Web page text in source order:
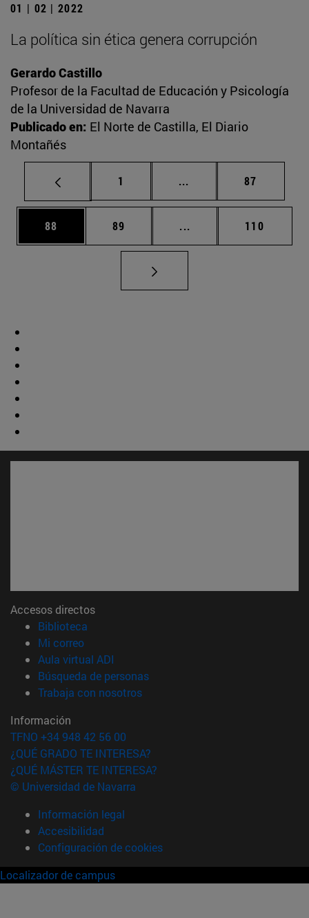
01 | 02 | 2022
La política sin ética genera corrupción
Gerardo Castillo
Profesor de la Facultad de Educación y Psicología
de la Universidad de Navarra
Publicado en: El Norte de Castilla, El Diario
Montañés
Página
1 ... Páginas intermedias
Página
87
Página
88 Página
89 ... Páginas intermedias
Página
110
Accesos directos
Biblioteca
Mi correo(abre en nueva ventana)
Aula virtual ADI
Búsqueda de personas(abre en nueva ventana)
Trabaja con nosotros(abre en nueva ventana)
Información
TFNO +34 948 42 56 00
¿QUÉ GRADO TE INTERESA?
¿QUÉ MÁSTER TE INTERESA?
© Universidad de Navarra
Información legal
Accesibilidad
Configuración de cookies
Localizador de campus